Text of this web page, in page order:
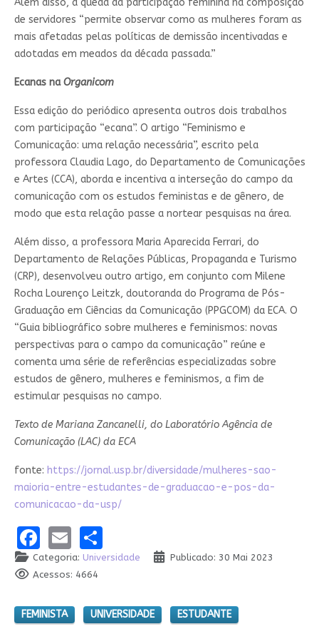
Além disso, a queda da participação feminina na composição
de servidores “permite observar como as mulheres foram as
mais afetadas pelas políticas de demissão incentivadas e
adotadas em meados da década passada.”
Ecanas naOrganicom
Essa edição do periódico apresenta outros dois trabalhos
com participação “ecana”. O artigo “Feminismo e
Comunicação: uma relação necessária”, escrito pela
professora Claudia Lago, do Departamento de Comunicações
e Artes (CCA), aborda e incentiva a interseção do campo da
comunicação com os estudos feministas e de gênero, de
modo que esta relação passe a nortear pesquisas na área.
Além disso, a professora Maria Aparecida Ferrari, do
Departamento de Relações Públicas, Propaganda e Turismo
(CRP), desenvolveu outro artigo, em conjunto com Milene
Rocha Lourenço Leitzk, doutoranda do Programa de Pós-
Graduação em Ciências da Comunicação (PPGCOM) da ECA. O
“Guia bibliográfico sobre mulheres e feminismos: novas
perspectivas para o campo da comunicação” reúne e
comenta uma série de referências especializadas sobre
estudos de gênero, mulheres e feminismos, a fim de
estimular pesquisas no campo.
Texto de Mariana Zancanelli, do Laboratório Agência de
Comunicação (LAC) da ECA
fonte: https://jornal.usp.br/diversidade/mulheres-sao-
maioria-entre-estudantes-de-graduacao-e-pos-da-
comunicacao-da-usp/
Facebook
EmailShare
Categoria: Universidade
Publicado: 30 Mai 2023
Acessos: 4664
FEMINISTA UNIVERSIDADE ESTUDANTE